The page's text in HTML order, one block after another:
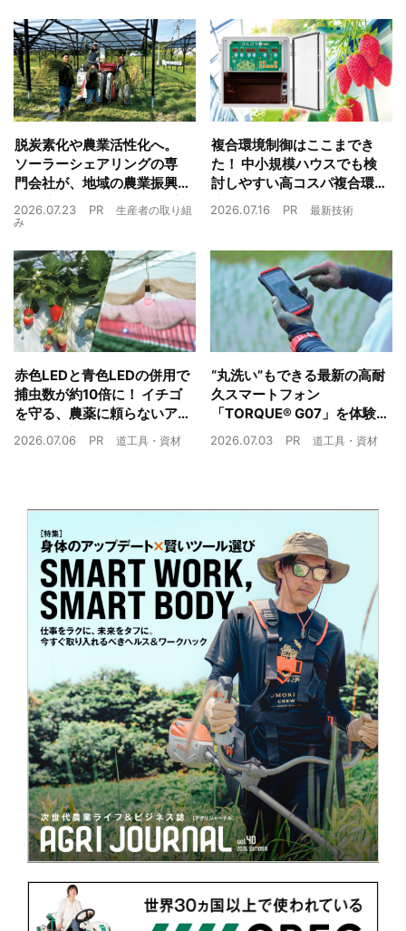
脱炭素化や農業活性化へ。
ソーラーシェアリングの専
門会社が、地域の農業振興
や経済循環をワンストップ
でサポート
2026.07.23 PR
生産者の取り組
み
複合環境制御はここまでき
た！ 中小規模ハウスでも検
討しやすい高コスパ複合環
境制御装置が誕生
2026.07.16 PR 最新技術
赤色LEDと青色LEDの併用で
捕虫数が約10倍に！ イチゴ
を守る、農薬に頼らないア
ザミウマ対策
2026.07.06 PR 道工具・資材
“丸洗い”もできる最新の高耐
久スマートフォン
「TORQUE® G07」を体験
農業現場の“スマホの弱点”を
2026.07.03 PR 道工具・資材